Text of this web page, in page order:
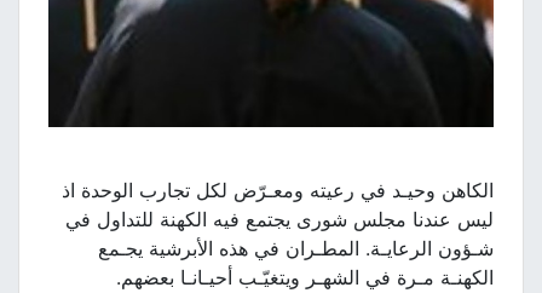
الكاهن وحيـد في رعيته ومعـرّض لكل تجارب الوحدة اذ
ليس عندنا مجلس شورى يجتمع فيه الكهنة للتداول في
شـؤون الرعايـة. المطـران في هذه الأبرشية يجـمع
الكهنـة مـرة في الشهـر ويتغيّـب أحيـانـا بعضهم.